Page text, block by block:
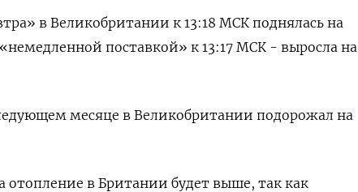
в Великобритании к 13:18 МСК поднялась на
поставкой» к 13:17 МСК - выросла на
месяце в Великобритании подорожал на
отопление в Британии будет выше, так как